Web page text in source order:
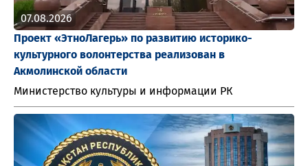
07.08.2026
Проект «ЭтноЛагерь» по развитию историко-
культурного волонтерства реализован в
Акмолинской области
Министерство культуры и информации РК